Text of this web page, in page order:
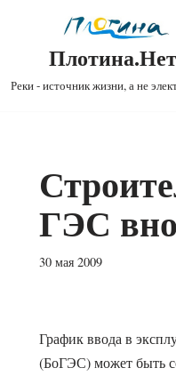
Реки - источник жизни, а не
ГЭС
30 мая 2009
График ввода в
(БоГЭС) может быть